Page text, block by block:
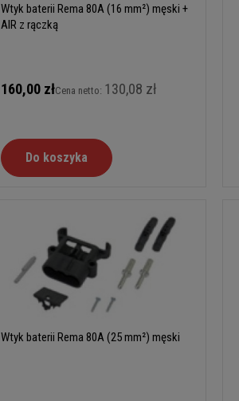
Wtyk baterii Rema 80A (16 mm²) męski +
AIR z rączką
160,00 złCena netto: 130,08 zł
Do koszyka
Wtyk baterii Rema 80A (25 mm²) męski